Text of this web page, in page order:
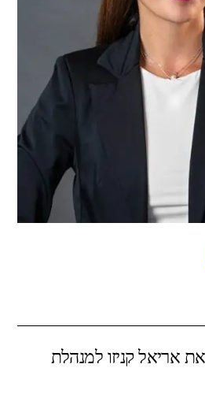
אריאל קניזו למנהלת